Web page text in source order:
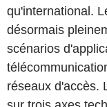
qu'international.
désormais
scénarios
réseaux d'accès.